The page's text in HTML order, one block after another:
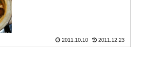
2011.10.10 2011.12.23